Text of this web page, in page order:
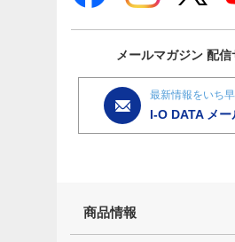
メールマガジン 配信
最新情報をいち
I-O DATA メ
商品情報